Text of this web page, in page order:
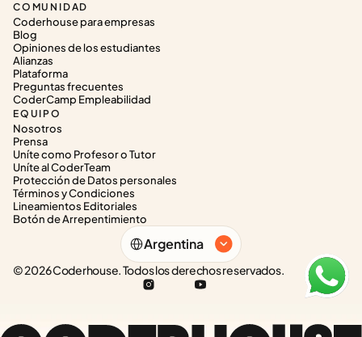
COMUNIDAD
Coderhouse para empresas
Blog
Opiniones de los estudiantes
Alianzas
Plataforma
Preguntas frecuentes
CoderCamp Empleabilidad
EQUIPO
Nosotros
Prensa
Uníte como Profesor o Tutor
Uníte al CoderTeam
Protección de Datos personales
Términos y Condiciones
Lineamientos Editoriales
Botón de Arrepentimiento
Select Language
Argentina
© 2026 Coderhouse. Todos los derechos reservados.